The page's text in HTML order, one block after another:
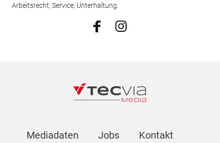
Arbeitsrecht, Service, Unterhaltung.
Mediadaten Jobs Kontakt